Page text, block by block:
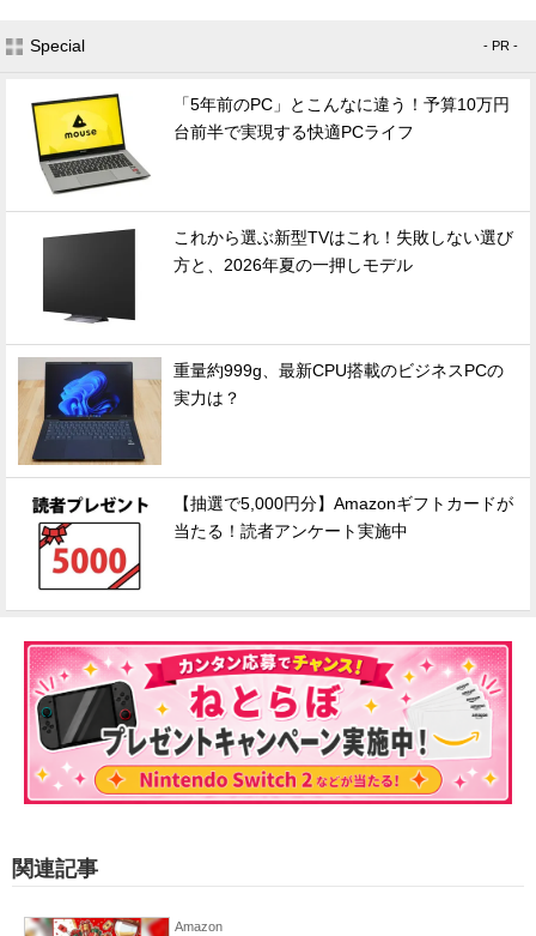
Special - PR -
「5年前のPC」とこんなに違う！予算10万円
台前半で実現する快適PCライフ
これから選ぶ新型TVはこれ！失敗しない選び
方と、2026年夏の一押しモデル
重量約999g、最新CPU搭載のビジネスPCの
実力は？
【抽選で5,000円分】Amazonギフトカードが
当たる！読者アンケート実施中
関連記事
Amazon